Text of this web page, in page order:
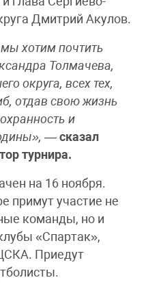
Дмитрий Акулов.
хотим почтить
Толмачева,
округа, всех тех,
отдав свою жизнь
и
—сказал
турнира.
на 16 ноября.
примут участие не
команды, но и
«Спартак»,
Приедут